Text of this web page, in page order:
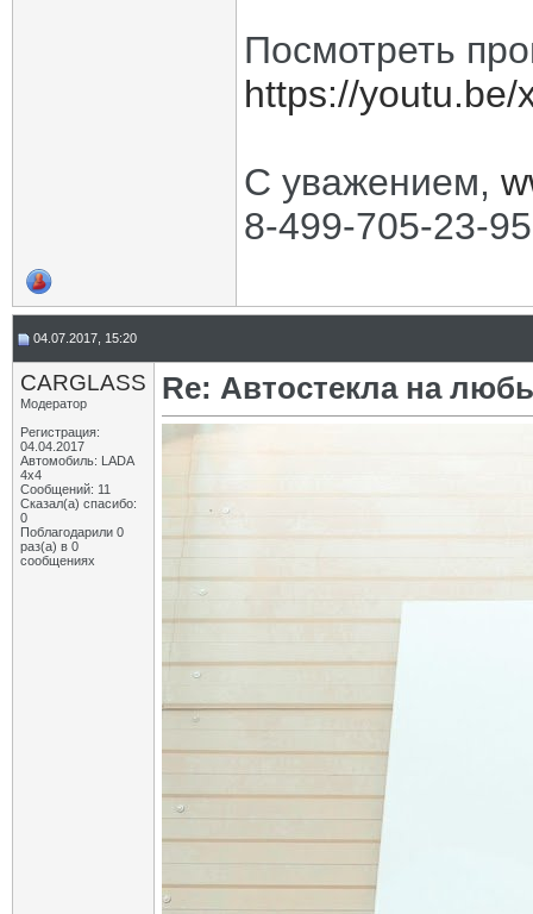
Посмотреть
https://youtu.be/
С уважением,
8-499-705-23-95
04.07.2017, 15:20
CARGLASS
Модератор
Регистрация:
04.04.2017
Автомобиль: LADA
4x4
Сообщений: 11
Сказал(а) спасибо:
0
Поблагодарили 0
раз(а) в 0
сообщениях
Re: Автостекла на